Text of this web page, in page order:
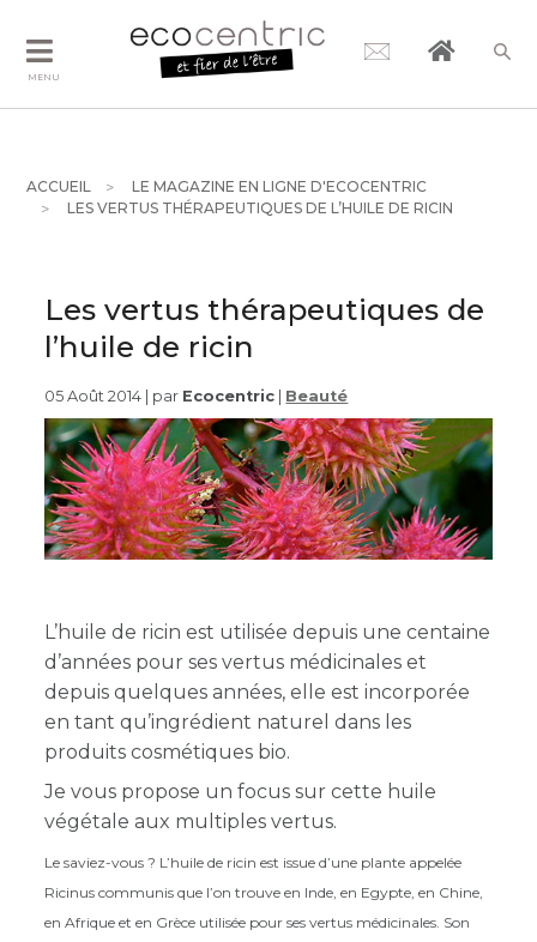
MENU
ACCUEIL
LE MAGAZINE EN LIGNE D'ECOCENTRIC
LES VERTUS THÉRAPEUTIQUES DE L’HUILE DE RICIN
Les vertus thérapeutiques de
l’huile de ricin
05 Août 2014 | par Ecocentric Beauté
L’huile de ricin est utilisée depuis une centaine
d’années pour ses vertus médicinales et
depuis quelques années, elle est incorporée
en tant qu’ingrédient naturel dans les
produits cosmétiques bio.
Je vous propose un focus sur cette huile
végétale aux multiples vertus.
Le saviez-vous ? L’huile de ricin est issue d’une plante appelée
Ricinus communis que l’on trouve en Inde, en Egypte, en Chine,
en Afrique et en Grèce utilisée pour ses vertus médicinales. Son